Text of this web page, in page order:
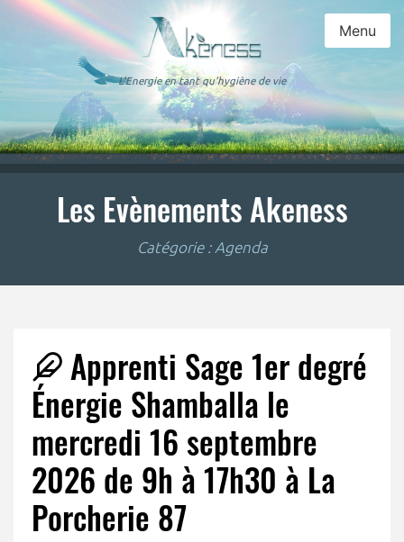
L'Energie en tant qu'hygiène de vie
Menu
Les Evènements Akeness
Catégorie :Agenda
Apprenti Sage 1er degré
Énergie Shamballa le
mercredi 16 septembre
2026 de 9h à 17h30 à La
Porcherie 87